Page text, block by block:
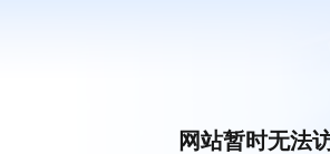
网站暂时无法